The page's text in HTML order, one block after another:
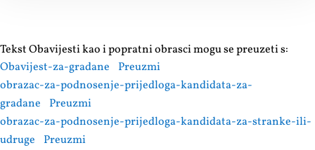
Tekst Obavijesti kao i popratni obrasci mogu se preuzeti s:
Obavijest-za-gradane
Preuzmi
obrazac-za-podnosenje-prijedloga-kandidata-za-
gradane
Preuzmi
obrazac-za-podnosenje-prijedloga-kandidata-za-stranke-ili-
udruge
Preuzmi